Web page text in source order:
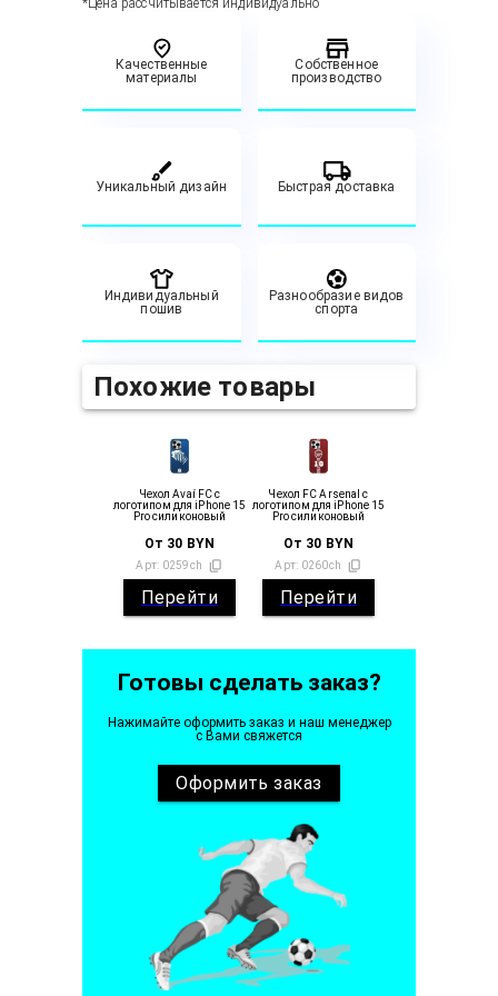
*Цена рассчитывается индивидуально
Качественные
материалы
Собственное
производство
Уникальный дизайн Быстрая доставка
Индивидуальный
пошив
Разнообразие видов
спорта
Похожие товары
Чехол Avaí FC с
логотипом для iPhone 15
Pro силиконовый
От 30 BYN
Арт: 0259ch
Перейти
Чехол FC Arsenal с
логотипом для iPhone 15
Pro силиконовый
От 30 BYN
Арт: 0260ch
Перейти
Готовы сделать заказ?
Нажимайте оформить заказ и наш менеджер
с Вами свяжется
Оформить заказ